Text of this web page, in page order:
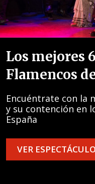
Los mejores
Flamencos
Encuéntrate con la
y su contención en
España
VER